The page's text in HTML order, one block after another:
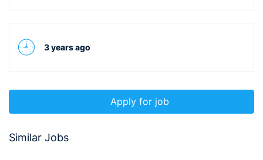
3 years ago
Apply for job
Similar Jobs